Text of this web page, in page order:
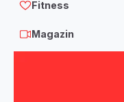
Fitness
Magazin